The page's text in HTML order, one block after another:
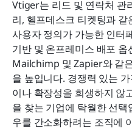
Vtiger는 리드 및 연락처 관
리, 헬프데스크 티켓팅과
사용자 정의가 가능한 인터
기반 및 온프레미스 배포
Mailchimp 및 Zapier와 같
을 높입니다. 경쟁력 있는
이나 확장성을 희생하지 않
을 찾는 기업에 탁월한 선
우를 간소화하려는 조직에